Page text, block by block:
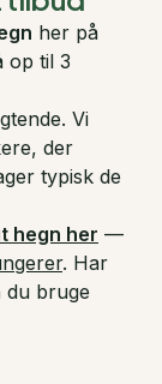
her på
op til 3
Vi
der
typisk de
hegn her —
. Har
bruge